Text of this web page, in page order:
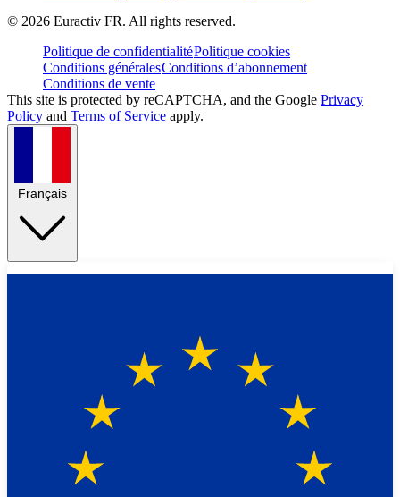
© 2026 Euractiv FR. All rights reserved.
Politique de confidentialitéPolitique cookies
Conditions généralesConditions d’abonnement
Conditions de vente
This site is protected by reCAPTCHA, and the Google Privacy
Policy and Terms of Service apply.
Français